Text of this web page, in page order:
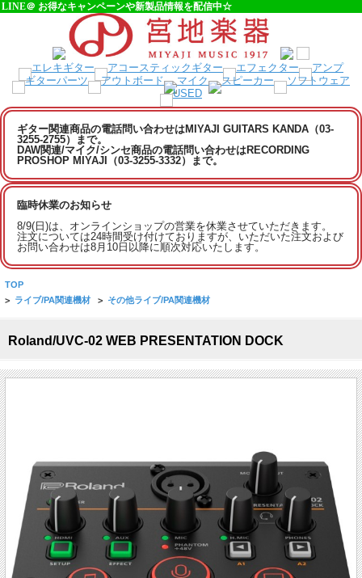
LINE＠ お得なキャンペーンや新製品情報を配信中☆
ギター関連商品の電話問い合わせはMIYAJI GUITARS KANDA（03-
3255-2755）まで。
DAW関連/マイク/シンセ商品の電話問い合わせはRECORDING
PROSHOP MIYAJI（03-3255-3332）まで。
臨時休業のお知らせ
8/9(日)は、オンラインショップの営業を休業させていただきます。
注文については24時間受け付けておりますが、いただいた注文および
お問い合わせは8月10日以降に順次対応いたします。
TOP
> ライブ/PA関連機材 > その他ライブ/PA関連機材
Roland/UVC-02 WEB PRESENTATION DOCK